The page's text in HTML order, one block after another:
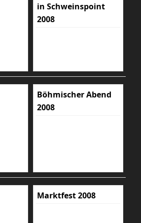
in Schweinspoint
2008
Böhmischer Abend
2008
Marktfest 2008